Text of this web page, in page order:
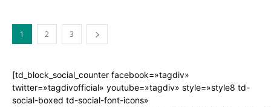
1 2 3
[td_block_social_counter facebook=»tagdiv»
twitter=»tagdivofficial» youtube=»tagdiv» style=»style8 td-
social-boxed td-social-font-icons»